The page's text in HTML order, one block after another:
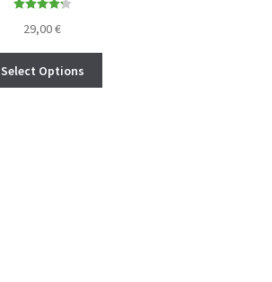
out of 5
29,00€
Select Options